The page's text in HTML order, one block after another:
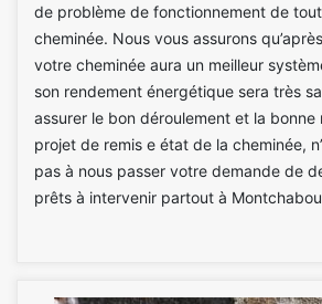
de problème de fonctionnement de
cheminée. Nous vous assurons
votre cheminée aura un meilleur
son rendement énergétique sera très
assurer le bon déroulement et la
projet de remis e état de la cheminée,
pas à nous passer votre demande de
prêts à intervenir partout à